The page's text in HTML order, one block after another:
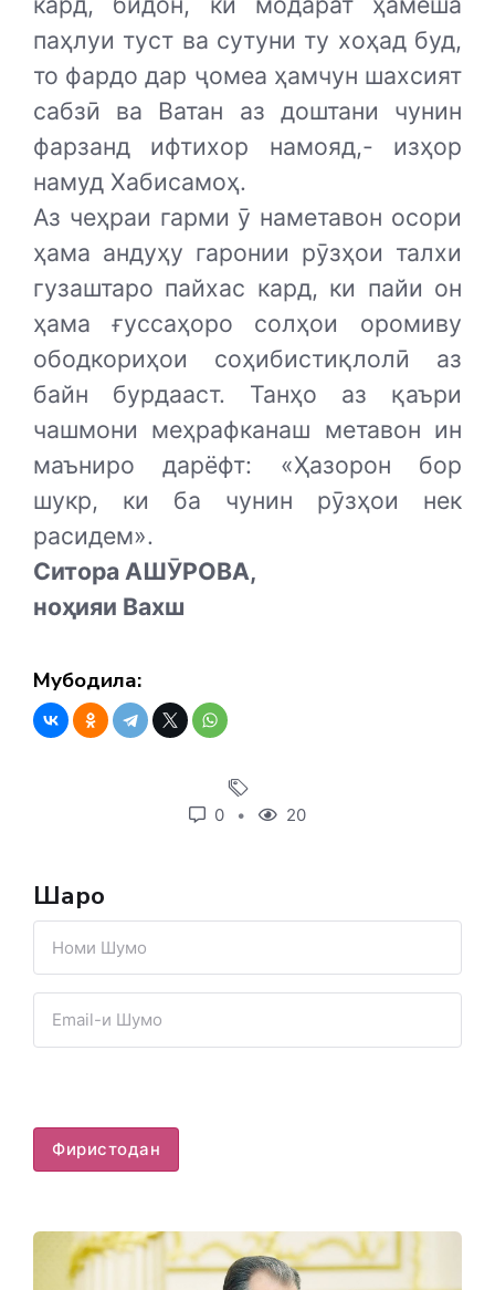
паҳлуи туст ва сутуни ту хоҳад буд,
то фардо дар ҷомеа ҳамчун шахсият
сабзӣ ва Ватан аз доштани чунин
фарзанд ифтихор намояд,- изҳор
намуд Хабисамоҳ.
Аз чеҳраи гарми ӯ наметавон осори
ҳама андуҳу гаронии рӯзҳои талхи
гузаштаро пайхас кард, ки пайи он
ҳама ғуссаҳоро солҳои оромиву
ободкориҳои соҳибистиқлолӣ аз
байн бурдааст. Танҳо аз қаъри
чашмони меҳрафканаш метавон ин
маъниро дарёфт: «Ҳазорон бор
шукр, ки ба чунин рӯзҳои нек
расидем».
Ситора АШӮРОВА,
ноҳияи Вахш
Мубодила:
0 20
Шарҳҳо
Фиристодан